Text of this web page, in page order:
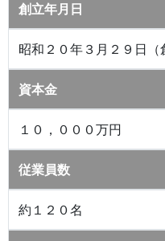
創立年月日
昭和２０年３月２９日（
資本金
１０，０００万円
従業員数
約１２０名